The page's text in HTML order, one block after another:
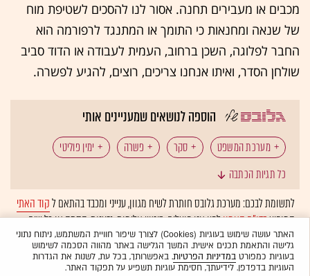
מכבים או מעבירים תחנה. אסור לנו להסכים לשטיפת מוח
של שנאה ומחנאות כי התומך או המתנגד לרפורמה הוא
החבר לפלוגה, השכן ברחוב, העמית לעבודה או הדוד סביב
שולחן הסדר, ואיתו אנחנו צריכים, רוצים, להגיע לפשרה.
הוספה לנושאים שמעניינים אותי
מערכת המשפט סקר פשרה ימין פוליטי
כל תגיות הכתבה
לתשומת לבכם: מערכת גלובס חותרת לשיח מגוון, ענייני ומכבד בהתאם לקוד האתי
המופיעבדו"ח האמוןלפיו אנו פועלים. ביטויי אלימות, גזענות, הסתה או כל שיח
בלתי הולם אחר מסוננים בצורהאוטומטיתולא יפורסמו באתר.
האתר עושה שימוש בעוגיות (Cookies) לצורך שיפור חוויית המשתמש, ניתוח נתוני
גלישה והתאמת תכנים אישית. המשך הגלישה באתר מהווה הסכמה לשימוש
בעוגיות כמפורטבמדיניות הפרטיות. באפשרותך, בכל עת, לשנות את הגדרות
העוגיות בדפדפן. לידיעתך, חסימת עוגיות תשפיע על תפקוד האתר.